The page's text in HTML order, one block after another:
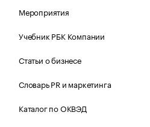
Мероприятия
Учебник РБК Компании
Статьи о бизнесе
Словарь PR и маркетинга
Каталог по ОКВЭД